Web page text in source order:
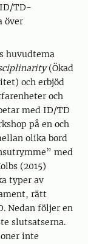
TD-
över
huvudtema
(Ökad
och erbjöd
och
med ID/TD
på en och
olika bord
med
(2015)
typer av
rätt
Nedan följer en
slutsatserna.
inte